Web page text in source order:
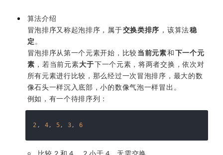
算法介绍
冒泡排序又称起泡排序，属于交换类排序 ，该算法稳
定 。
冒泡排序从第一个元素开始，比较当前元素和下一个元
素 ，若当前元素大于下一个元素，将两者交换，依次对
所有元素进行比较，那么经过一次冒泡排序，最大的数
像石头一样沉入底部，小的数像气泡一样冒出。
例如，有一个待排序列：
2 , 4 , 5 , 3 , 6